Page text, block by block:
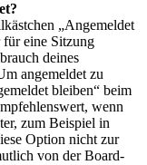
„Angemeldet
eine Sitzung
deines
angemeldet zu
bleiben“ beim
wenn
zum Beispiel in
Option nicht zur
von der Board-